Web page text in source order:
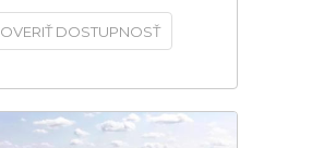
OVERIŤ DOSTUPNOSŤ